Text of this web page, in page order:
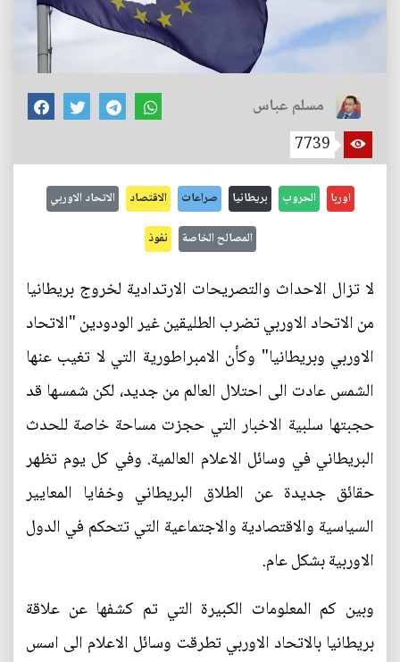
مسلم عباس
7739
اوربا الحروب بريطانيا صراعات الاقتصاد الاتحاد الاوربي
المصالح الخاصة نفوذ
لا تزال الاحداث والتصريحات الارتدادية لخروج بريطانيا
من الاتحاد الاوربي تضرب الطليقين غير الودودين "الاتحاد
الاوربي وبريطانيا" وكأن الامبراطورية التي لا تغيب عنها
الشمس عادت الى احتلال العالم من جديد، لكن شمسها قد
حجبتها سلبية الاخبار التي حجزت مساحة خاصة للحدث
البريطاني في وسائل الاعلام العالمية. وفي كل يوم تظهر
حقائق جديدة عن الطلاق البريطاني وخفايا المعايير
السياسية والاقتصادية والاجتماعية التي تتحكم في الدول
الاوربية بشكل عام.
وبين كم المعلومات الكبيرة التي تم كشفها عن علاقة
بريطانيا بالاتحاد الاوربي تطرقت وسائل الاعلام الى اسس